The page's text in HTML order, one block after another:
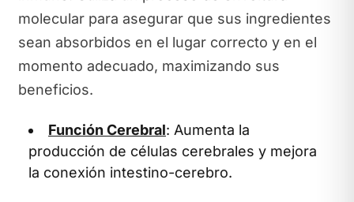
molecular para asegurar que sus ingredientes
sean absorbidos en el lugar correcto y en el
momento adecuado, maximizando sus
beneficios.
Función Cerebral: Aumenta la
producción de células cerebrales y mejora
la conexión intestino-cerebro.